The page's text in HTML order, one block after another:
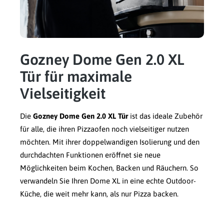
Gozney Dome Gen 2.0 XL
Tür für maximale
Vielseitigkeit
Die Gozney Dome Gen 2.0 XL Türist das ideale Zubehör
für alle, die ihren Pizzaofen noch vielseitiger nutzen
möchten. Mit ihrer doppelwandigen Isolierung und den
durchdachten Funktionen eröffnet sie neue
Möglichkeiten beim Kochen, Backen und Räuchern. So
verwandeln Sie Ihren Dome XL in eine echte Outdoor-
Küche, die weit mehr kann, als nur Pizza backen.